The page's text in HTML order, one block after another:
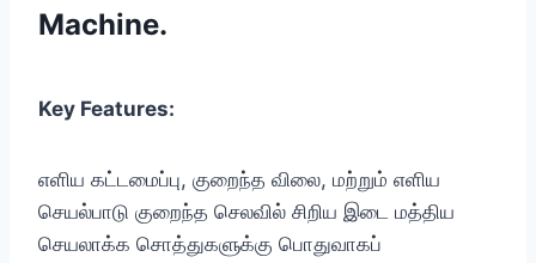
Machine.
Key Features:
எளிய கட்டமைப்பு, குறைந்த விலை, மற்றும் எளிய
செயல்பாடு குறைந்த செலவில் சிறிய இடை மத்திய
செயலாக்க சொத்துகளுக்கு பொதுவாகப்